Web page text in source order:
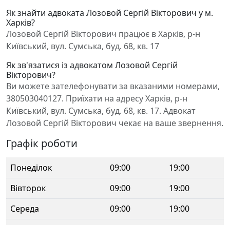
Як знайти адвоката Лозовой Сергій Вікторович у м.
Харків?
Лозовой Сергій Вікторович працює в Харків, р-н
Київський, вул. Сумська, буд. 68, кв. 17
Як зв'язатися із адвокатом Лозовой Сергій
Вікторович?
Ви можете зателефонувати за вказаними номерами,
380503040127. Приїхати на адресу Харків, р-н
Київський, вул. Сумська, буд. 68, кв. 17. Адвокат
Лозовой Сергій Вікторович чекає на ваше звернення.
Графік роботи
Понеділок 09:00
19:00
Вівторок
09:00
19:00
Середа
09:00
19:00